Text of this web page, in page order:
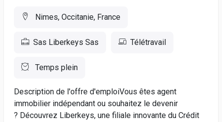
Nimes, Occitanie, France
Sas Liberkeys Sas Télétravail
Temps plein
Description de l'offre d'emploiVous êtes agent
immobilier indépendant ou souhaitez le devenir
? Découvrez Liberkeys, une filiale innovante du Crédit